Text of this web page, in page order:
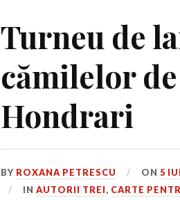
Turneu de
cămilelor
Hondrari
BY ROXANA PETRESCU ON5
INAUTORII TREI, CARTE